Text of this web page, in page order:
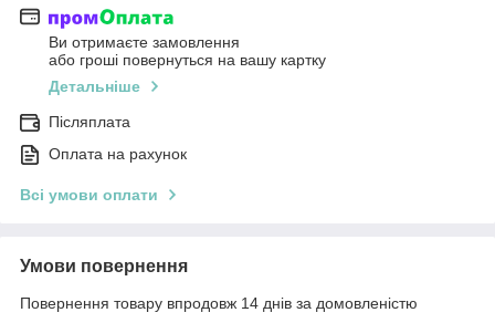
Ви отримаєте замовлення
або гроші повернуться на вашу картку
Детальніше
Післяплата
Оплата на рахунок
Всі умови оплати
Умови повернення
Повернення товару впродовж 14 днів за домовленістю